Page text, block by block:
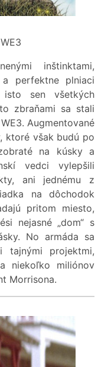
inštinktami,
perfektne plniaci
isto sen všetkých
zbraňami sa stali
Augmentované
ktoré však budú po
na kúsky a
vedci vylepšili
ani jednému z
na dôchodok
pritom miesto,
nejasné „dom“ s
No armáda sa
tajnými projektmi,
niekoľko miliónov
Morrisona.